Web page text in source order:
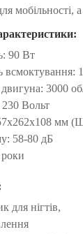
90 Вт
всмоктування:
3000
Вольт
мм
58-80 дБ
роки
для нігтів,